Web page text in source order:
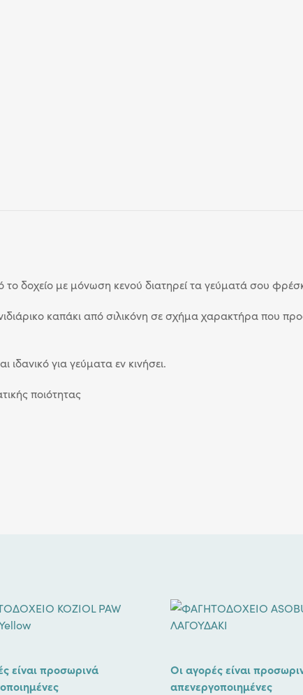
δοχείο με μόνωση κενού διατηρεί τα γεύματά σου
καπάκι από σιλικόνη σε σχήμα χαρακτήρα που
για γεύματα εν κινήσει.
ποιότητας
είναι προσωρινά
Οι αγορές είναι
απενεργοποιημένες